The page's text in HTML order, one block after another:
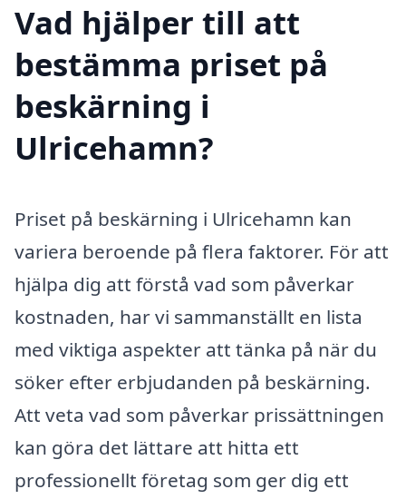
Vad hjälper till att
bestämma priset på
beskärning i
Ulricehamn?
Priset på beskärning i Ulricehamn kan
variera beroende på flera faktorer. För att
hjälpa dig att förstå vad som påverkar
kostnaden, har vi sammanställt en lista
med viktiga aspekter att tänka på när du
söker efter erbjudanden på beskärning.
Att veta vad som påverkar prissättningen
kan göra det lättare att hitta ett
professionellt företag som ger dig ett